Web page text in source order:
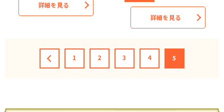
詳細を見る
詳細を見る
1 2 3 4 5